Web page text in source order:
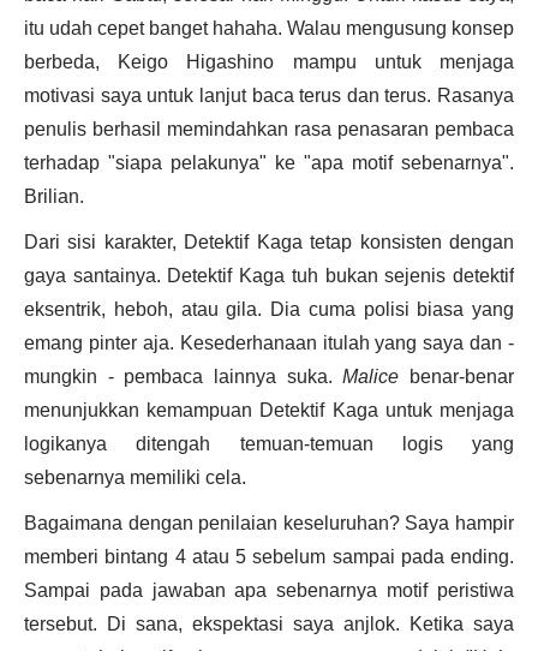
itu udah cepet banget hahaha. Walau mengusung konsep
berbeda, Keigo Higashino mampu untuk menjaga
motivasi saya untuk lanjut baca terus dan terus. Rasanya
penulis berhasil memindahkan rasa penasaran pembaca
terhadap "siapa pelakunya" ke "apa motif sebenarnya".
Brilian.
Dari sisi karakter, Detektif Kaga tetap konsisten dengan
gaya santainya. Detektif Kaga tuh bukan sejenis detektif
eksentrik, heboh, atau gila. Dia cuma polisi biasa yang
emang pinter aja. Kesederhanaan itulah yang saya dan -
mungkin - pembaca lainnya suka.Malice benar-benar
menunjukkan kemampuan Detektif Kaga untuk menjaga
logikanya ditengah temuan-temuan logis yang
sebenarnya memiliki cela.
Bagaimana dengan penilaian keseluruhan? Saya hampir
memberi bintang 4 atau 5 sebelum sampai pada ending.
Sampai pada jawaban apa sebenarnya motif peristiwa
tersebut. Di sana, ekspektasi saya anjlok. Ketika saya